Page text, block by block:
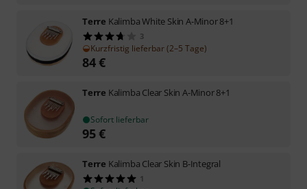
Terre Kalimba White Skin A-Minor 8+1
3
Kurzfristig lieferbar (2–5 Tage)
84€
Terre Kalimba Clear Skin A-Minor 8+1
Sofort lieferbar
95€
Terre Kalimba Clear Skin B-Integral
1